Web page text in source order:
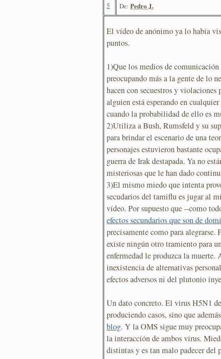
5 De: Pedro J.
El vídeo de anónimo ya lo había
puntos.
1)Que los medios de
preocupando más a la gente de lo
hacen con secuestros y
alguien está esperando en
cuando la probabilidad de ello es
2)Utiliza a Bush, Rumsfeld y su
para brindar el escenario de una
personajes estuvieron bastante
guerra de Irak destapada. Ya no
misteriosas que le han dado
3)El mismo miedo que intenta
secudarios del tamiflu es jugar al
vídeo. Por supuesto que --como
efectos secundarios que son de
precisamente como para alegrarse.
existe ningún otro tramiento para
enfermedad le produzca la
inexistencia de alternativas
efectos adversos ni del plutonio
Un dato concreto. El virus H5N1
produciendo casos, sino que
blog. Y la OMS sigue muy
la interacción de ambos virus.
distintas y es tan malo padecer